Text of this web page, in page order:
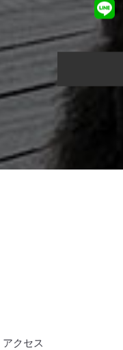
アクセス